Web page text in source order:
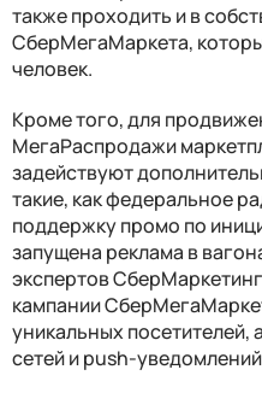
также проходить и в
СберМегаМаркета,
человек.
Кроме того, для
МегаРаспродажи
задействуют
такие, как федеральное
поддержку промо по
запущена реклама в
экспертов
кампании
уникальных посетителей,
сетей и push-уведомлений